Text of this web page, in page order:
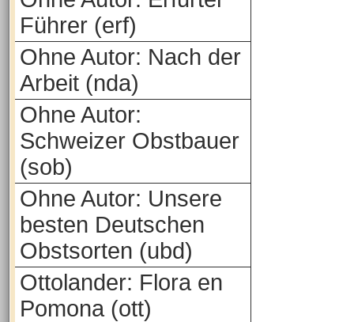
Führer (erf)
Ohne Autor: Nach der
Arbeit (nda)
Ohne Autor:
Schweizer Obstbauer
(sob)
Ohne Autor: Unsere
besten Deutschen
Obstsorten (ubd)
Ottolander: Flora en
Pomona (ott)